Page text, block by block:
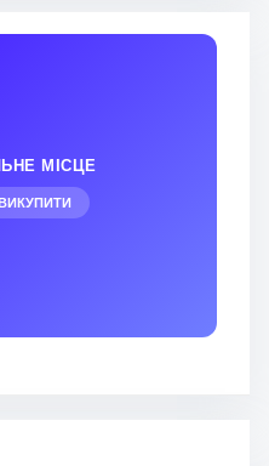
МІСЦЕ